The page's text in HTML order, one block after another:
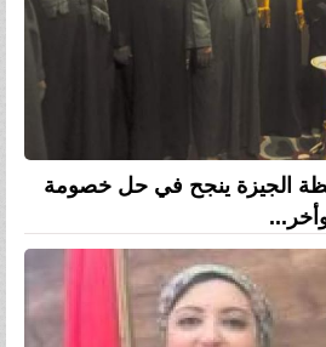
الجيزة ينجح في حل خصومة